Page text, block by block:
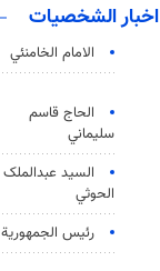
اخبار الشخصيات
الامام الخامنئي
الحاج قاسم
سليماني
السید عبدالملک
الحوثي
رئيس الجمهورية